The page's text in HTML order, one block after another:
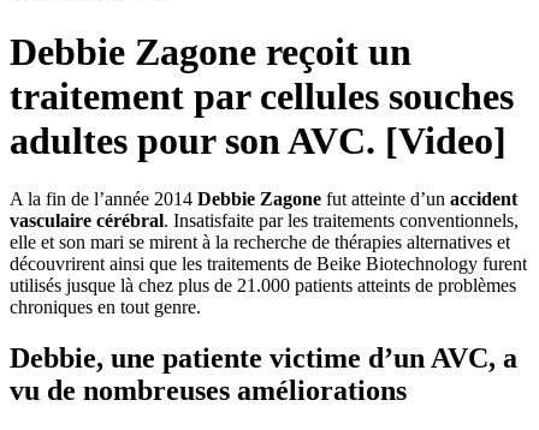
Debbie Zagone reçoit un
traitement par cellules souches
adultes pour son AVC. [Video]
A la fin de l’année 2014 Debbie Zagone fut atteinte d’un accident
vasculaire cérébral. Insatisfaite par les traitements conventionnels,
elle et son mari se mirent à la recherche de thérapies alternatives et
découvrirent ainsi que les traitements de Beike Biotechnology furent
utilisés jusque là chez plus de 21.000 patients atteints de problèmes
chroniques en tout genre.
Debbie, une patiente victime d’un AVC, a
vu de nombreuses améliorations